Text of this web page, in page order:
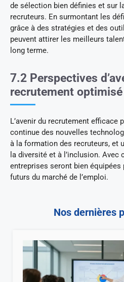
de sélection bien définies et sur
recruteurs. En surmontant les
grâce à des stratégies et des
peuvent attirer les meilleurs
long terme.
7.2 Perspectives
recrutement optimisé
L’avenir du recrutement efficace
continue des nouvelles
à la formation des recruteurs, et
la diversité et à l’inclusion. Avec
entreprises seront bien équipées
futurs du marché de l’emploi.
Nos dernières